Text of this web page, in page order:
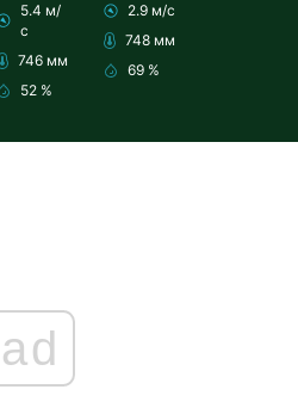
5.4 м/
с
746 мм
52 %
2.9 м/с
748 мм
69 %
ad